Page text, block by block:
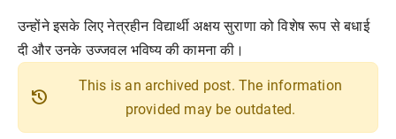
उन्होंने इसके लिए नेत्रहीन विद्यार्थी अक्षय सुराणा को विशेष रूप से बधाई
दी और उनके उज्जवल भविष्य की कामना की।
history
This is an archived post. The information
provided may be outdated.